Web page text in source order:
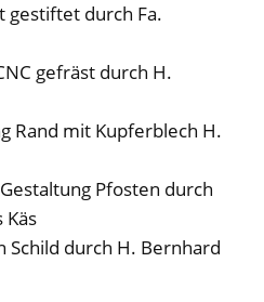
gestiftet durch Fa.
gefräst durch H.
Rand mit Kupferblech H.
Pfosten durch
Käs
Schild durch H. Bernhard